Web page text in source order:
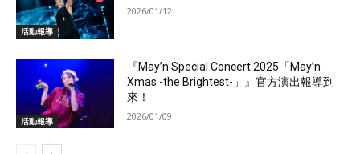
活動報導
2026/01/12
活動報導
『May’n Special Concert 2025「May’n
Xmas -the Brightest-」』官方演出報導到
來！
2026/01/09